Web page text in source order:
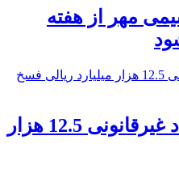
مهر از هفته
دادستان تهران: قرارداد غیرقانونی 12.5 هزار